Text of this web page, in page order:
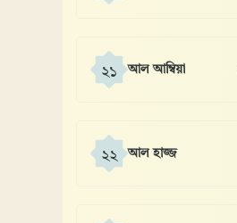
২১ আল আম্বিয়া
২২ আল হাজ্জ